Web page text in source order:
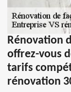
Rénovation
offrez-vous
tarifs
rénovation